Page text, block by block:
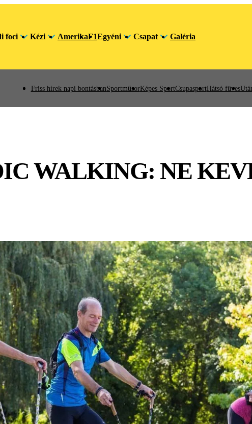
foci Kézi AmerikaF1Egyéni Csapat Galéria
Friss hírek napi bontásbanSportműsorKépes SportCsupasportHátsó füves
WALKING: NE